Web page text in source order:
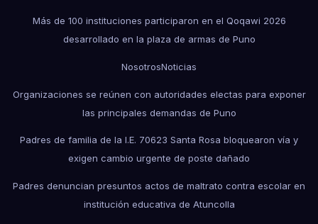
Más de 100 instituciones participaron en el Qoqawi 2026
desarrollado en la plaza de armas de Puno
NosotrosNoticias
Organizaciones se reúnen con autoridades electas para exponer
las principales demandas de Puno
Padres de familia de la I.E. 70623 Santa Rosa bloquearon vía y
exigen cambio urgente de poste dañado
Padres denuncian presuntos actos de maltrato contra escolar en
institución educativa de Atuncolla